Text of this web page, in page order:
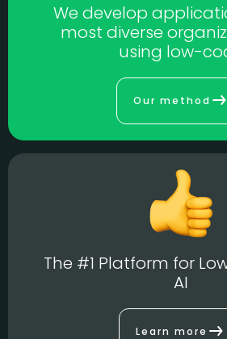
We develop
most diverse
using low-
Our method
The #1 Platform for
AI
Learn more